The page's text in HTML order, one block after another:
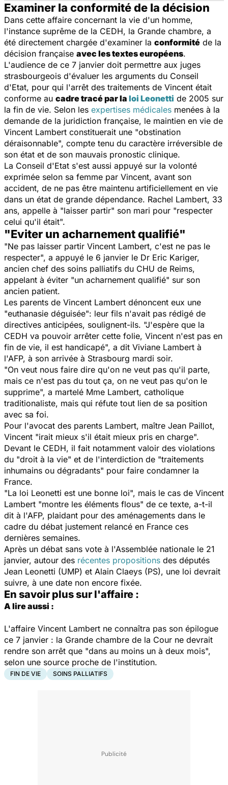
Examiner la conformité de la décision
Dans cette affaire concernant la vie d'un homme,
l'instance suprême de la CEDH, la Grande chambre, a
été directement chargée d'examiner la conformité de la
décision française avec les textes européens.
L'audience de ce 7 janvier doit permettre aux juges
strasbourgeois d'évaluer les arguments du Conseil
d'Etat, pour qui l'arrêt des traitements de Vincent était
conforme au cadre tracé par la loi Leonetti de 2005 sur
la fin de vie. Selon les expertises médicales menées à la
demande de la juridiction française, le maintien en vie de
Vincent Lambert constituerait une "obstination
déraisonnable", compte tenu du caractère irréversible de
son état et de son mauvais pronostic clinique.
La Conseil d'Etat s'est aussi appuyé sur la volonté
exprimée selon sa femme par Vincent, avant son
accident, de ne pas être maintenu artificiellement en vie
dans un état de grande dépendance. Rachel Lambert, 33
ans, appelle à "laisser partir" son mari pour "respecter
celui qu'il était".
"Eviter un acharnement qualifié"
"Ne pas laisser partir Vincent Lambert, c'est ne pas le
respecter", a appuyé le 6 janvier le Dr Eric Kariger,
ancien chef des soins palliatifs du CHU de Reims,
appelant à éviter "un acharnement qualifié" sur son
ancien patient.
Les parents de Vincent Lambert dénoncent eux une
"euthanasie déguisée": leur fils n'avait pas rédigé de
directives anticipées, soulignent-ils. "J'espère que la
CEDH va pouvoir arrêter cette folie, Vincent n'est pas en
fin de vie, il est handicapé", a dit Viviane Lambert à
l'AFP, à son arrivée à Strasbourg mardi soir.
"On veut nous faire dire qu'on ne veut pas qu'il parte,
mais ce n'est pas du tout ça, on ne veut pas qu'on le
supprime", a martelé Mme Lambert, catholique
traditionaliste, mais qui réfute tout lien de sa position
avec sa foi.
Pour l'avocat des parents Lambert, maître Jean Paillot,
Vincent "irait mieux s'il était mieux pris en charge".
Devant le CEDH, il fait notamment valoir des violations
du "droit à la vie" et de l'interdiction de "traitements
inhumains ou dégradants" pour faire condamner la
France.
"La loi Leonetti est une bonne loi", mais le cas de Vincent
Lambert "montre les éléments flous" de ce texte, a-t-il
dit à l'AFP, plaidant pour des aménagements dans le
cadre du débat justement relancé en France ces
dernières semaines.
Après un débat sans vote à l'Assemblée nationale le 21
janvier, autour des récentes propositions des députés
Jean Leonetti (UMP) et Alain Claeys (PS), une loi devrait
suivre, à une date non encore fixée.
En savoir plus sur l'affaire :
A lire aussi :
L'affaire Vincent Lambert ne connaîtra pas son épilogue
ce 7 janvier : la Grande chambre de la Cour ne devrait
rendre son arrêt que "dans au moins un à deux mois",
selon une source proche de l'institution.
FIN DE VIE SOINS PALLIATIFS